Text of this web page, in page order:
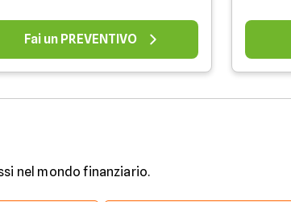
Fai un PREVENTIVO
nel mondo finanziario.